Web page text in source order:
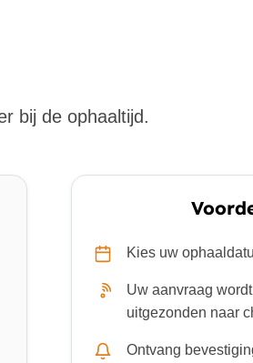
bij de ophaaltijd.
Kies uw
Uw aanvraag
uitgezonden naar
Ontvang